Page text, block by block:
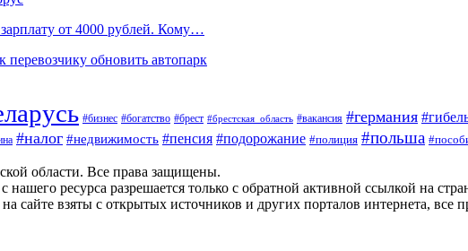
от 4000 рублей. Кому…
перевозчику обновить автопарк
#бизнес #богатство #брест #брестская_область #вакансия #германия
#налог #недвижимость #пенсия #подорожание #полиция #польша
области. Все права защищены.
ресурса разрешается только с обратной активной ссылкой на
сайте взяты с открытых источников и других порталов интернета, все